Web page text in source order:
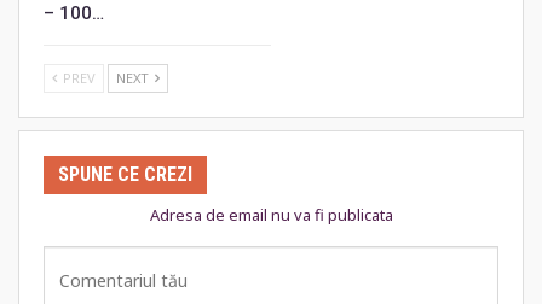
– 100…
PREV NEXT
SPUNE CE CREZI
Adresa de email nu va fi publicata